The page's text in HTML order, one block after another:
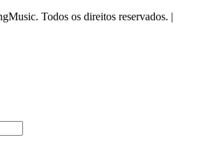
Todos os direitos reservados. |